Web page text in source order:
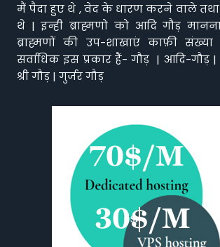
मैं पैदा हुए थे , वेद के धारण करने वाले तथा
थे | इन्ही ब्राह्मणो को आदि गौड़
ब्राह्मणों की उप-शाखाएं काफ़ी
सर्वाधिक इस प्रकार हैं- गौड़ | आदि-गौड़ |
श्री गौड़ | गुर्जर गौड़